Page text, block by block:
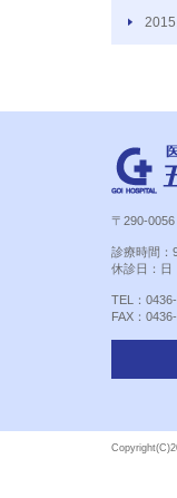
〒290-
診療時間：
休診日：日
TEL：
FAX：
Copyright(C)